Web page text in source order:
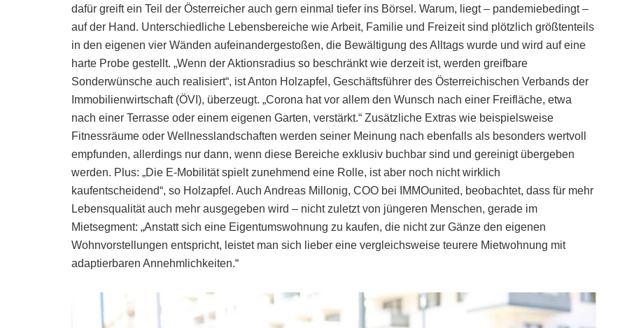
dafür greift ein Teil der Österreicher auch gern einmal tiefer ins Börsel. Warum, liegt – pandemiebedingt –
auf der Hand. Unterschiedliche Lebensbereiche wie Arbeit, Familie und Freizeit sind plötzlich größtenteils
in den eigenen vier Wänden aufeinandergestoßen, die Bewältigung des Alltags wurde und wird auf eine
harte Probe gestellt. „Wenn der Aktionsradius so beschränkt wie derzeit ist, werden greifbare
Sonderwünsche auch realisiert“, ist Anton Holzapfel, Geschäftsführer des Österreichischen Verbands der
Immobilienwirtschaft (ÖVI), überzeugt. „Corona hat vor allem den Wunsch nach einer Freifläche, etwa
nach einer Terrasse oder einem eigenen Garten, verstärkt.“ Zusätzliche Extras wie beispielsweise
Fitnessräume oder Wellnesslandschaften werden seiner Meinung nach ebenfalls als besonders wertvoll
empfunden, allerdings nur dann, wenn diese Bereiche exklusiv buchbar sind und gereinigt übergeben
werden. Plus: „Die E-Mobilität spielt zunehmend eine Rolle, ist aber noch nicht wirklich
kaufentscheidend“, so Holzapfel. Auch Andreas Millonig, COO bei IMMOunited, beobachtet, dass für mehr
Lebensqualität auch mehr ausgegeben wird – nicht zuletzt von jüngeren Menschen, gerade im
Mietsegment: „Anstatt sich eine Eigentumswohnung zu kaufen, die nicht zur Gänze den eigenen
Wohnvorstellungen entspricht, leistet man sich lieber eine vergleichsweise teurere Mietwohnung mit
adaptierbaren Annehmlichkeiten.“